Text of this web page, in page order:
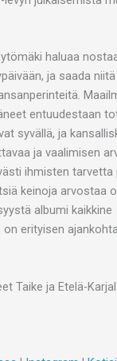
haluaa
ja saada
entuudestaan
syvällä, ja
ja vaalimisen
ihmisten tarvetta
keinoja arvostaa
albumi kaikkine
on erityisen
Taike ja Etelä-